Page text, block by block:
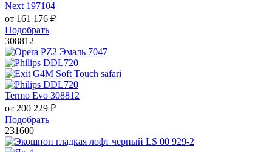
Next 197104
от 161 176 ₽
Подобрать
308812
Termo Evo 308812
от 200 229 ₽
Подобрать
231600